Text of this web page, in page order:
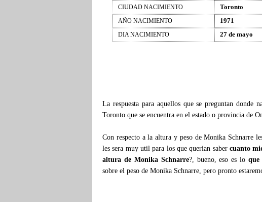
CIUDAD NACIMIENTO Toronto
AÑO NACIMIENTO 1971
DIA NACIMIENTO 27 de mayo
La respuesta para aquellos que se preguntan donde
Toronto que se encuentra en el estado o provincia de
Con respecto a la altura y peso de Monika Schnarre
les sera muy util para los que querian saber cuanto
altura de Monika Schnarre?, bueno, eso es loque
sobre el peso de Monika Schnarre, pero pronto